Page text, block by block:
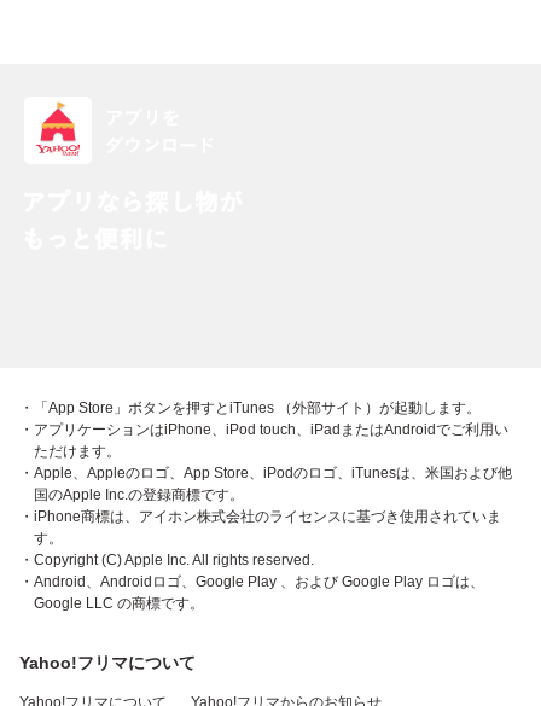
・「App Store」ボタンを押すとiTunes （外部サイト）が起動します。
・アプリケーションはiPhone、iPod touch、iPadまたはAndroidでご利用い
ただけます。
・Apple、Appleのロゴ、App Store、iPodのロゴ、iTunesは、米国および他
国のApple Inc.の登録商標です。
・iPhone商標は、アイホン株式会社のライセンスに基づき使用されていま
す。
・Copyright (C) Apple Inc. All rights reserved.
・Android、Androidロゴ、Google Play 、および Google Play ロゴは、
Google LLC の商標です。
Yahoo!フリマについて